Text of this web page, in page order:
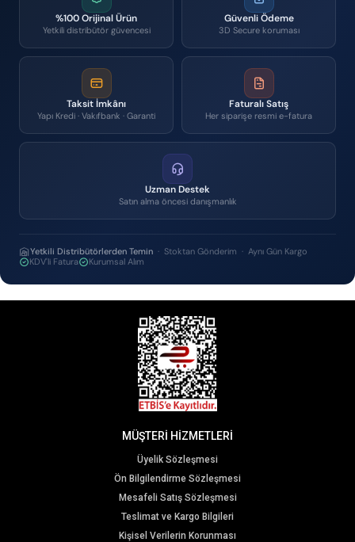
%100 Orijinal Ürün
Yetkili distribütör güvencesi
Güvenli Ödeme
3D Secure koruması
Taksit İmkânı
Yapı Kredi · Vakıfbank · Garanti
Faturalı Satış
Her siparişe resmi e-fatura
Uzman Destek
Satın alma öncesi danışmanlık
Yetkili Distribütörlerden Temin · Stoktan Gönderim · Aynı Gün Kargo
KDV'li Fatura
Kurumsal Alım
MÜŞTERİ HİZMETLERİ
Üyelik Sözleşmesi
Ön Bilgilendirme Sözleşmesi
Mesafeli Satış Sözleşmesi
Teslimat ve Kargo Bilgileri
Kişisel Verilerin Korunması